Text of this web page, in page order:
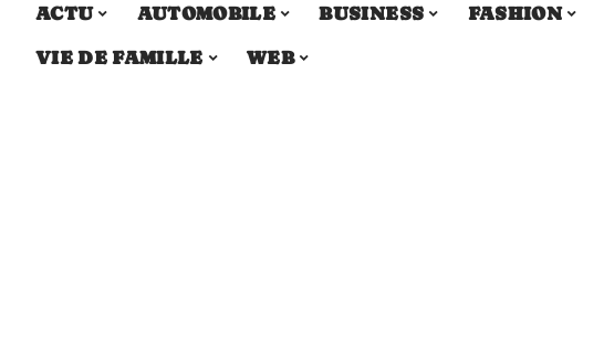
ACTU AUTOMOBILE BUSINESS FASHION
VIE DE FAMILLE
WEB